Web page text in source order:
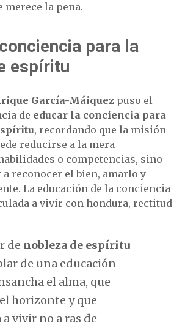
merece la pena.
para la
espíritu
García-Máiquez puso el
de educar la conciencia para
, recordando que la misión
reducirse a la mera
o competencias, sino
a reconocer el bien, amarlo y
La educación de la conciencia
a vivir con hondura, rectitud
de nobleza de espíritu
de una educación
el alma, que
horizonte y que
vivir no a ras de